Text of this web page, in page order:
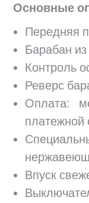
Основные
Передняя
Барабан
Контроль
Реверс
Оплата:
платежной
Впуск